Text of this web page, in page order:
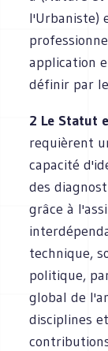
l'Urbaniste)
application
définir par
2 Le Statut
requièrent
capacité
des
grâce à
technique,
politique,
global de
disciplines